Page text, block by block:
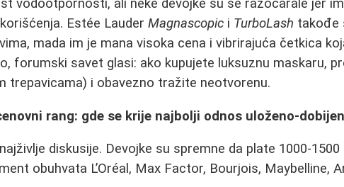
vodootpornosti, ali neke devojke su se razočarale jer
Estée LauderMagnascopic i TurboLash takođe
mada im je mana visoka cena i vibrirajuća četkica
forumski savet glasi: ako kupujete luksuznu maskaru,
trepavicama) i obavezno tražite neotvorenu.
rang: gde se krije najbolji odnos
diskusije. Devojke su spremne da plate 1000-
obuhvata L’Oréal, Max Factor, Bourjois, Maybelline,